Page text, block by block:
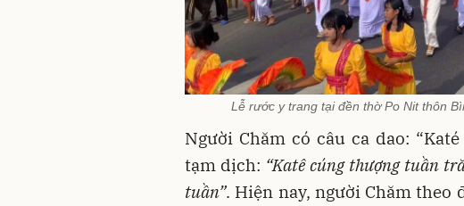
Lễ rước y trang tại đền thờ Po Nit thôn
Người Chăm có câu ca dao:
tạm dịch: “Katê cúng thượng tuần
tuần”. Hiện nay, người Chăm theo